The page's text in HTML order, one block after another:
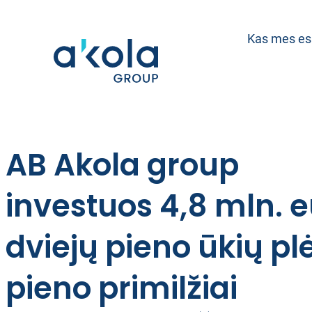
Kas mes
AB Akola group
investuos 4,8 mln.
dviejų pieno ūkių
pieno primilžiai